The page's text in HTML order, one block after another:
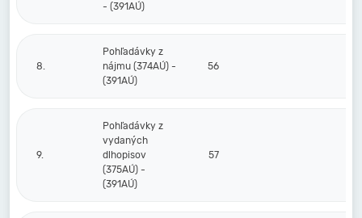
- (391AÚ)
8.
Pohľadávky z
nájmu (374AÚ) -
(391AÚ)
56
9.
Pohľadávky z
vydaných
dlhopisov
(375AÚ) -
(391AÚ)
57